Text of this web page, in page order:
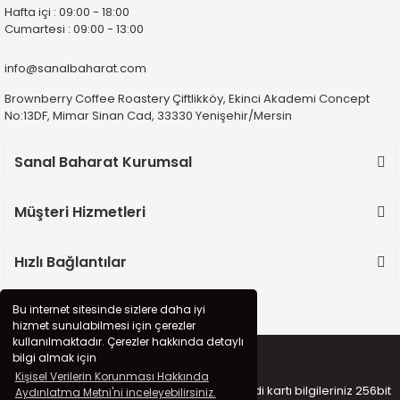
Bu internet sitesinde sizlere daha iyi
hizmet sunulabilmesi için çerezler
kullanılmaktadır. Çerezler hakkında detaylı
bilgi almak için
Kişisel Verilerin Korunması Hakkında
Aydınlatma Metni'ni inceleyebilirsiniz.
Hafta içi : 09:00 - 18:00
Cumartesi : 09:00 - 13:00
info@sanalbaharat.com
Brownberry Coffee Roastery Çiftlikköy, Ekinci Akademi Concept
No:13DF, Mimar Sinan Cad, 33330 Yenişehir/Mersin
Sanal Baharat Kurumsal
Müşteri Hizmetleri
Hızlı Bağlantılar
Copyright 2020 © sanalbaharat.com - Kredi kartı bilgileriniz 256bit